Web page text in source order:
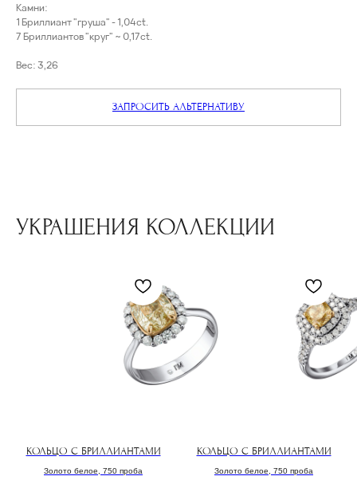
Камни:
1 Бриллиант "груша" - 1,04ct.
7 Бриллиантов "круг" ~ 0,17ct.
Вес: 3,26
ЗАПРОСИТЬ АЛЬТЕРНАТИВУ
УКРАШЕНИЯ КОЛЛЕКЦИИ
КОЛЬЦО С БРИЛЛИАНТАМИ
Золото белое, 750 проба
КОЛЬЦО С БРИЛЛИАНТАМИ
Золото белое, 750 проба